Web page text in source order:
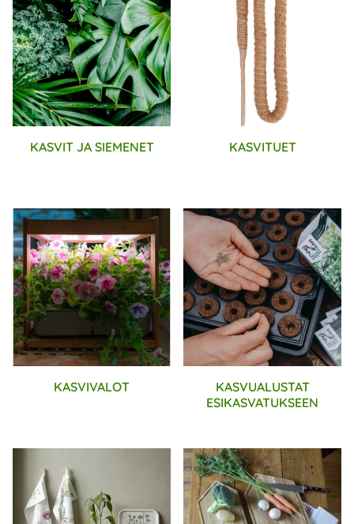
KASVIT JA SIEMENET KASVITUET
KASVIVALOT
KASVUALUSTAT
ESIKASVATUKSEEN